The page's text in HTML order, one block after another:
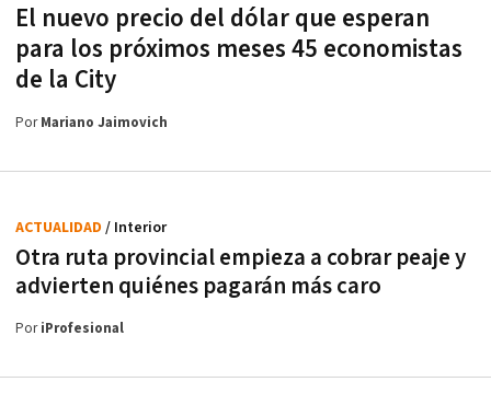
El nuevo precio del dólar que esperan
para los próximos meses 45 economistas
de la City
PorMariano Jaimovich
Otra ruta provincial empieza a cobrar peaje y
advierten quiénes pagarán más caro
ACTUALIDAD / Interior
PoriProfesional